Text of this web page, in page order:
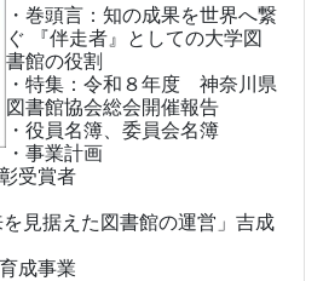
・巻頭言：知の成果を世界へ繋
ぐ 『伴走者』としての大学図
書館の役割
・特集：令和８年度 神奈川県
図書館協会総会開催報告
・役員名簿、委員会名簿
・事業計画
受賞者
を見据えた図書館の運営」吉成
成事業